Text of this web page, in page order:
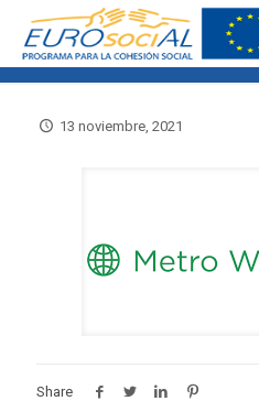
13 noviembre, 2021
Share